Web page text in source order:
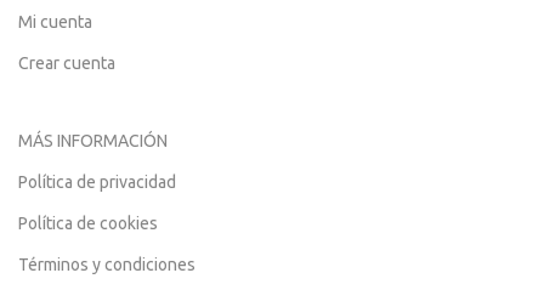
Mi cuenta
Crear cuenta
MÁS INFORMACIÓN
Política de privacidad
Política de cookies
Términos y condiciones